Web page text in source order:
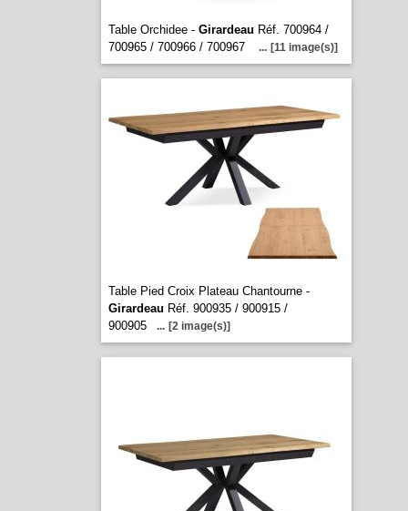
Table Orchidee - Girardeau Réf. 700964 /
700965 / 700966 / 700967
... [11 image(s)]
Table Pied Croix Plateau Chantourne -
Girardeau Réf. 900935 / 900915 /
900905
... [2 image(s)]